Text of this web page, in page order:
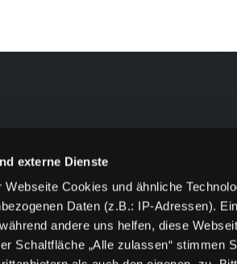
externe Dienste
Cookies und ähnliche
Daten (z.B.: IP-Adressen).
andere uns helfen, diese
Schaltfläche „Alle zulassen“ stimmen